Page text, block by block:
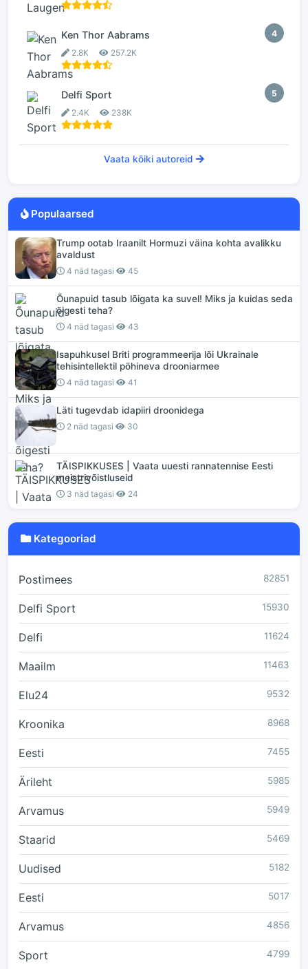
4
Ken Thor Aabrams
2.8K 257.2K
5
Delfi Sport
2.4K 238K
Vaata kõiki autoreid
Populaarsed
Trump ootab Iraanilt Hormuzi väina kohta avalikku
avaldust
4 näd tagasi 45
Õunapuid tasub lõigata ka suvel! Miks ja kuidas seda
õigesti teha?
4 näd tagasi 43
Isapuhkusel Briti programmeerija lõi Ukrainale
tehisintellektil põhineva drooniarmee
4 näd tagasi 41
Läti tugevdab idapiiri droonidega
2 näd tagasi 30
TÄISPIKKUSES | Vaata uuesti rannatennise Eesti
meistrivõistluseid
3 näd tagasi 24
Kategooriad
Postimees 82851
Delfi Sport 15930
Delfi 11624
Maailm 11463
Elu24 9532
Kroonika 8968
Eesti 7455
Ärileht 5985
Arvamus 5949
Staarid 5469
Uudised 5182
Eesti 5017
Arvamus 4856
Sport 4799